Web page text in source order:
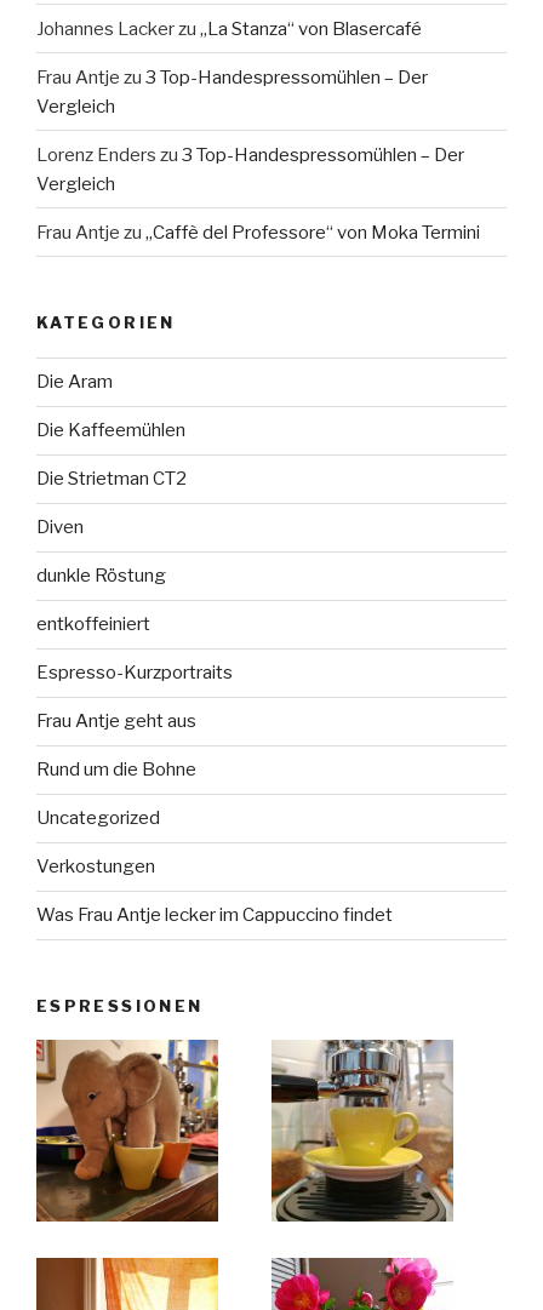
Johannes Lackerzu „La Stanza“ von Blasercafé
Frau Antje zu 3 Top-Handespressomühlen – Der
Vergleich
Lorenz Enders zu 3 Top-Handespressomühlen – Der
Vergleich
Frau Antje zu „Caffè del Professore“ von Moka Termini
KATEGORIEN
Die Aram
Die Kaffeemühlen
Die Strietman CT2
Diven
dunkle Röstung
entkoffeiniert
Espresso-Kurzportraits
Frau Antje geht aus
Rund um die Bohne
Uncategorized
Verkostungen
Was Frau Antje lecker im Cappuccino findet
ESPRESSIONEN